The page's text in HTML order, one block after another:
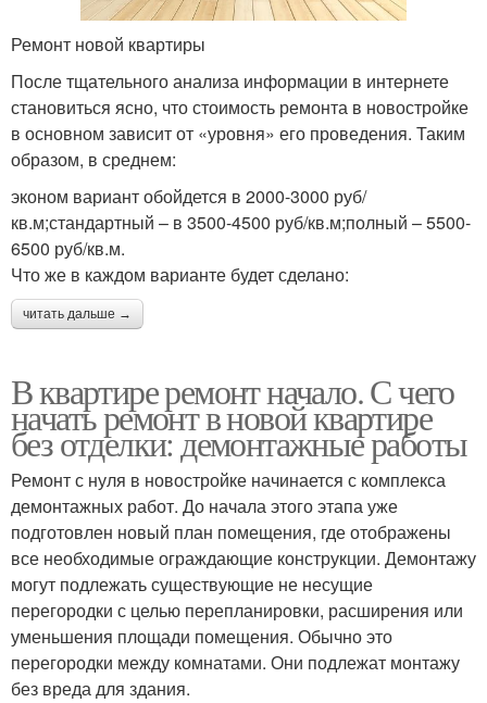
Ремонт новой квартиры
После тщательного анализа информации в интернете
становиться ясно, что стоимость ремонта в новостройке
в основном зависит от «уровня» его проведения. Таким
образом, в среднем:
эконом вариант обойдется в 2000-3000 руб/
кв.м;стандартный – в 3500-4500 руб/кв.м;полный – 5500-
6500 руб/кв.м.
Что же в каждом варианте будет сделано:
читать дальше →
В квартире ремонт начало. С чего
начать ремонт в новой квартире
без отделки: демонтажные работы
Ремонт с нуля в новостройке начинается с комплекса
демонтажных работ. До начала этого этапа уже
подготовлен новый план помещения, где отображены
все необходимые ограждающие конструкции. Демонтажу
могут подлежать существующие не несущие
перегородки с целью перепланировки, расширения или
уменьшения площади помещения. Обычно это
перегородки между комнатами. Они подлежат монтажу
без вреда для здания.